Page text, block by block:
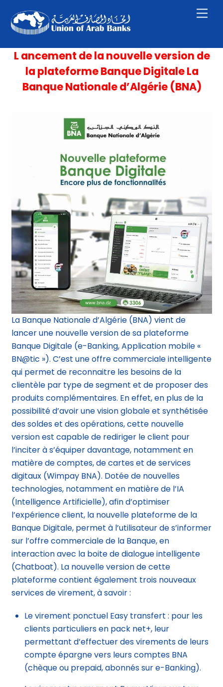
content
L ancement de la nouvelle version de
la plateforme Banque Digitale La
Banque Nationale d’Algérie (BNA)
La Banque Nationale d’Algérie (BNA) vient de
lancer une nouvelle version de sa plateforme
Banque Digitale (e-Banking, Application mobile «
BN@tic »). C’est une offre commerciale intelligente
qui permet de reconnaitre les besoins de la
clientèle par type de segment et de proposer des
produits complémentaires. En effet, en plus de la
possibilité d’avoir une vision globale et synthétisée
des soldes et des opérations, cette nouvelle
version est capable de rediriger le client pour
l’inciter à s’équiper davantage, notamment en
matière de comptes, de cartes et de services
digitaux (Wimpay BNA). Dotée de nouvelles
technologies, notamment en matière de l’IA
(Intelligence Artificielle), afin d’optimiser
l’expérience client, la nouvelle plateforme de la
Banque Digitale, permet à l’utilisateur de s’informer
sur l’offre commerciale de la Banque, en
interaction avec la boite de dialogue intelligente
(Chatboat). La nouvelle version de cette
plateforme contient également trois nouveaux
services de virement, à savoir :
Le virement ponctuel Easy transfert : pour les
clients particuliers en pack net+, leur
permettant d’effectuer des virements de leurs
compte épargne vers leurs comptes BNA
(chèque ou prepaid, abonnés sur e-Banking).